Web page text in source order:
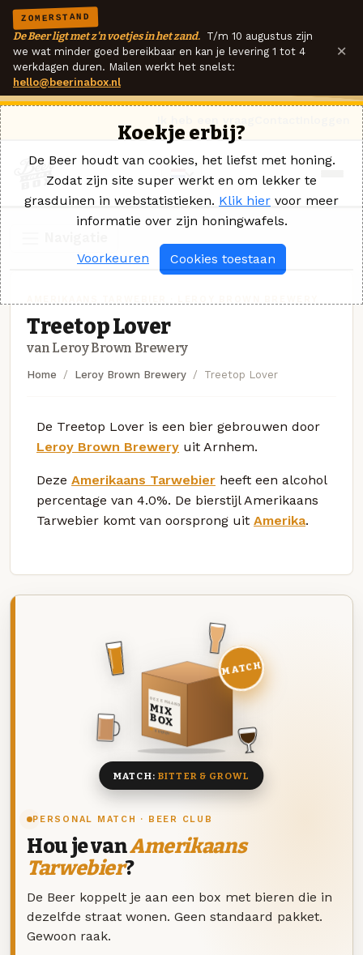
ZOMERSTAND
De Beer ligt met z'n voetjes in het zand. T/m 10 augustus zijn
we wat minder goed bereikbaar en kan je levering 1 tot 4
werkdagen duren. Mailen werkt het snelst:
hello@beerinabox.nl
×
Treetop Lover
van Leroy Brown Brewery
Home Leroy Brown Brewery Treetop Lover
De Treetop Lover is een bier gebrouwen door
Leroy Brown Brewery uit Arnhem.
Deze Amerikaans Tarwebier heeft een alcohol
percentage van 4.0%. De bierstijl Amerikaans
Tarwebier komt van oorsprong uit Amerika.
PERSONAL MATCH · BEER CLUB
Hou je vanAmerikaans
Tarwebier?
De Beer koppelt je aan een box met bieren die in
dezelfde straat wonen. Geen standaard pakket.
Gewoon raak.
DEZE MAAND
MIX
BOX
8 BIEREN
MATCH
MATCH: BITTER & GROWL
Koekje erbij?
De Beer houdt van cookies, het liefst met honing.
Zodat zijn site super werkt en om lekker te
grasduinen in webstatistieken. Klik hier voor meer
informatie over zijn honingwafels.
Voorkeuren Cookies toestaan